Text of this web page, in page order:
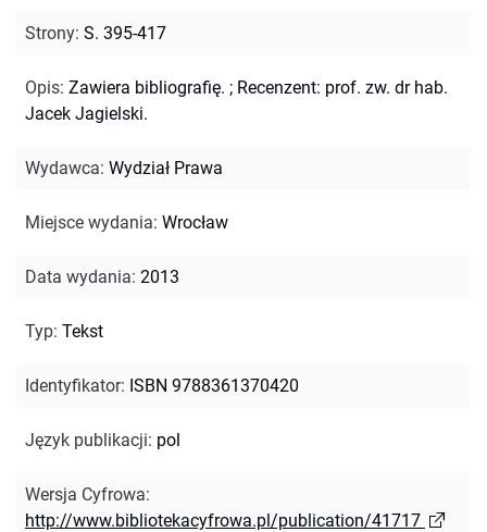
Strony: S. 395-417
Opis: Zawiera bibliografię. ; Recenzent: prof. zw. dr hab.
Jacek Jagielski.
Wydawca: Wydział Prawa
Miejsce wydania: Wrocław
Data wydania: 2013
Typ: Tekst
Identyfikator: ISBN 9788361370420
Język publikacji: pol
Wersja Cyfrowa:
http://www.bibliotekacyfrowa.pl/publication/41717